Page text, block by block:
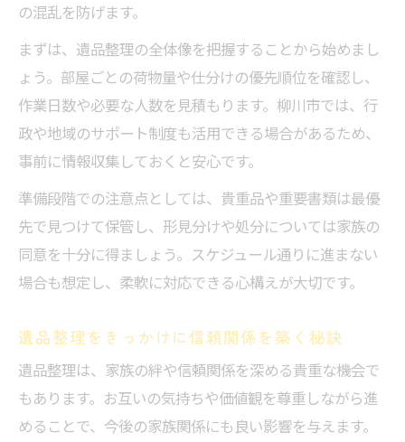
の混乱を防げます。
まずは、遺品整理の全体像を把握することから始めまし
ょう。部屋ごとの荷物量や仕分けの優先順位を確認し、
作業日数や必要な人数を見積もります。柳川市では、行
政や地域のサポート制度も活用できる場合があるため、
事前に情報収集しておくと安心です。
準備段階での注意点としては、貴重品や重要書類は最優
先で見つけて保管し、形見分けや処分については家族の
同意を十分に得ましょう。スケジュール通りに進まない
場合も想定し、柔軟に対応できる心構えが大切です。
遺品整理をきっかけに信頼関係を築く秘訣
遺品整理は、家族の絆や信頼関係を深める貴重な機会で
もあります。お互いの気持ちや価値観を尊重しながら進
めることで、今後の家族関係にも良い影響を与えます。